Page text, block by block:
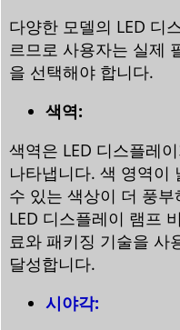
다양한 모델의 LED 디
르므로 사용자는 실제
을 선택해야 합니다.
색역:
색역은 LED 디스플레
나타냅니다. 색 영역이
수 있는 색상이 더 풍
LED 디스플레이 램프
료와 패키징 기술을 사
달성합니다.
시야각: